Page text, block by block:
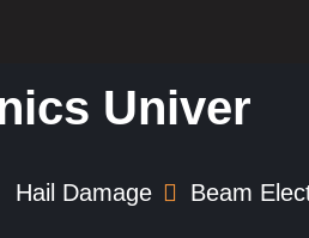
Univer
Hail Damage Beam